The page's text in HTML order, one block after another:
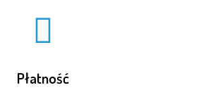
Płatność